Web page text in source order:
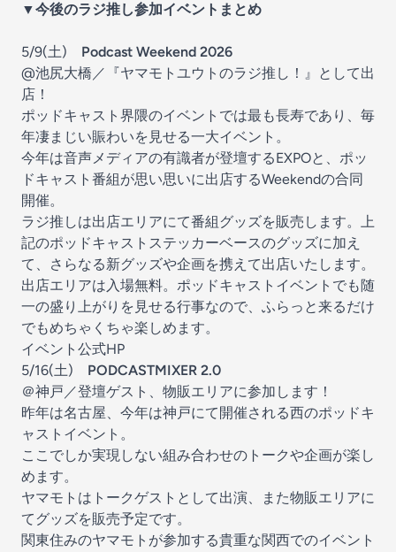
▼今後のラジ推し参加イベントまとめ
5/9(土) Podcast Weekend 2026
@池尻大橋／『ヤマモトユウトのラジ推し！』として出
店！
ポッドキャスト界隈のイベントでは最も長寿であり、毎
年凄まじい賑わいを見せる一大イベント。
今年は音声メディアの有識者が登壇するEXPOと、ポッ
ドキャスト番組が思い思いに出店するWeekendの合同
開催。
ラジ推しは出店エリアにて番組グッズを販売します。上
記のポッドキャストステッカーベースのグッズに加え
て、さらなる新グッズや企画を携えて出店いたします。
出店エリアは入場無料。ポッドキャストイベントでも随
一の盛り上がりを見せる行事なので、ふらっと来るだけ
でもめちゃくちゃ楽しめます。
イベント公式HP
5/16(土) PODCASTMIXER 2.0
＠神戸／登壇ゲスト、物販エリアに参加します！
昨年は名古屋、今年は神戸にて開催される西のポッドキ
ャストイベント。
ここでしか実現しない組み合わせのトークや企画が楽し
めます。
ヤマモトはトークゲストとして出演、また物販エリアに
てグッズを販売予定です。
関東住みのヤマモトが参加する貴重な関西でのイベント